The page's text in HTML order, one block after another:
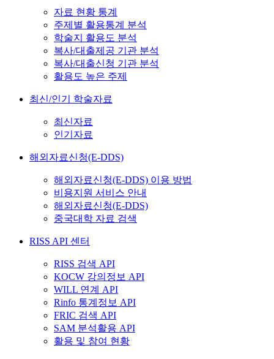
자료 현황 통계
주제별 활용통계 분석
학술지 활용도 분석
복사/대출제공 기관 분석
복사/대출신청 기관 분석
활용도 높은 주제
최신/인기 학술자료
최신자료
인기자료
해외자료신청(E-DDS)
해외자료신청(E-DDS) 이용 방법
비용지원 서비스 안내
해외자료신청(E-DDS)
중국대학 자료 검색
RISS API 센터
RISS 검색 API
KOCW 강의정보 API
WILL 연계 API
Rinfo 통계정보 API
FRIC 검색 API
SAM 분석활용 API
활용 및 참여 현황